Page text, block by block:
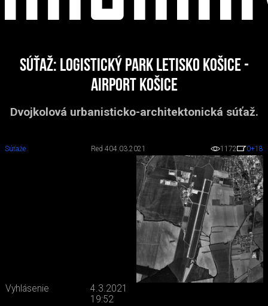
Súťaž: Logistický park Letisko Košice -
Airport Košice
Dvojkolová urbanisticko-architektonická súťaž.
Súťaže Red 404.03.2021 1172 0+18
Vyhlásenie
4.3.2021
19:52